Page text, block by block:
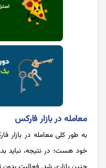
معامله در بازار فارکس
به طور کلی معامله در
خود هست؛ در نتیجه، نباید